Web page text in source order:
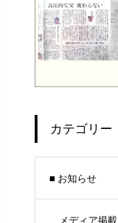
カテゴリー
■ お知らせ
メディア掲載